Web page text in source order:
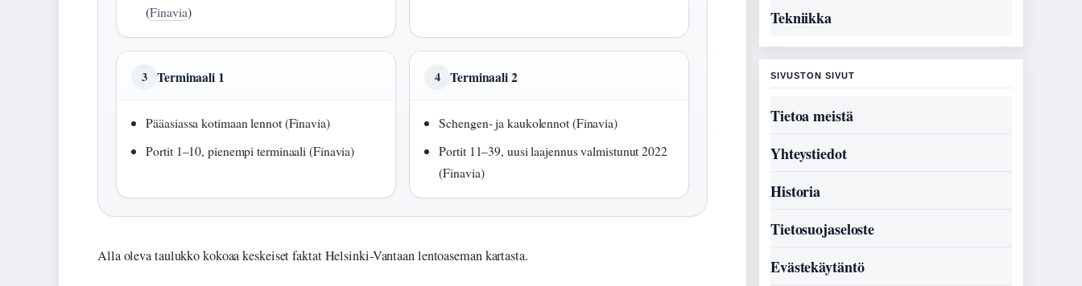
(Finavia)
3 Terminaali 1
Pääasiassa kotimaan lennot (Finavia)
Portit 1–10, pienempi terminaali (Finavia)
4 Terminaali 2
Schengen- ja kaukolennot (Finavia)
Portit 11–39, uusi laajennus valmistunut 2022
(Finavia)
Alla oleva taulukko kokoaa keskeiset faktat Helsinki-Vantaan lentoaseman kartasta.
Tekniikka
SIVUSTON SIVUT
Tietoa meistä
Yhteystiedot
Historia
Tietosuojaseloste
Evästekäytäntö